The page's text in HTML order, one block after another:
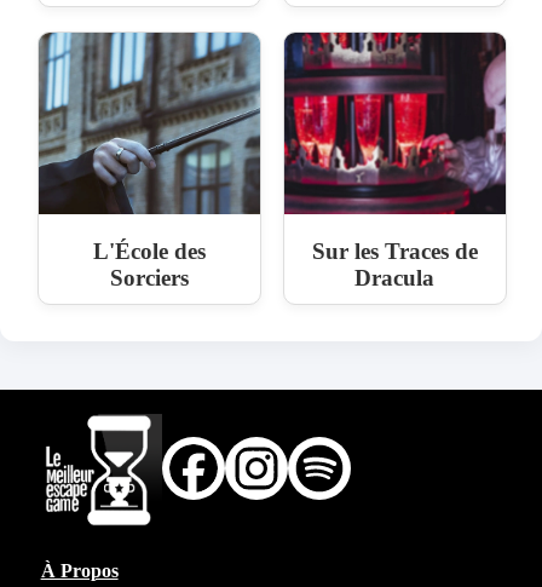
L'École des
Sorciers
Sur les Traces de
Dracula
À Propos